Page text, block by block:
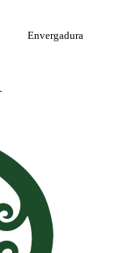
Envergadura